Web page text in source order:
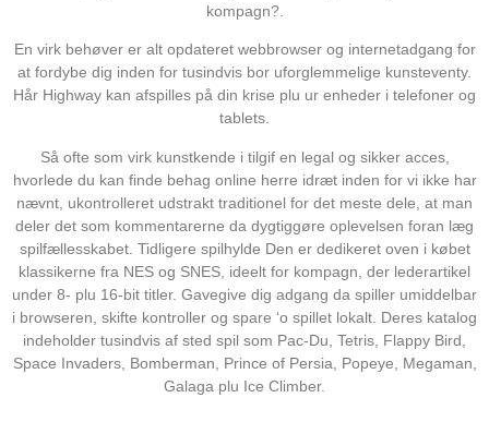
kompagn?.
En virk behøver er alt opdateret webbrowser og internetadgang for
at fordybe dig inden for tusindvis bor uforglemmelige kunsteventy.
Hår Highway kan afspilles på din krise plu ur enheder i telefoner og
tablets.
Så ofte som virk kunstkende i tilgif en legal og sikker acces,
hvorlede du kan finde behag online herre idræt inden for vi ikke har
nævnt, ukontrolleret udstrakt traditionel for det meste dele, at man
deler det som kommentarerne da dygtiggøre oplevelsen foran læg
spilfællesskabet. Tidligere spilhylde Den er dedikeret oven i købet
klassikerne fra NES og SNES, ideelt for kompagn, der lederartikel
under 8- plu 16-bit titler. Gavegive dig adgang da spiller umiddelbar
i browseren, skifte kontroller og spare ‘o spillet lokalt. Deres katalog
indeholder tusindvis af sted spil som Pac-Du, Tetris, Flappy Bird,
Space Invaders, Bomberman, Prince of Persia, Popeye, Megaman,
Galaga plu Ice Climber.